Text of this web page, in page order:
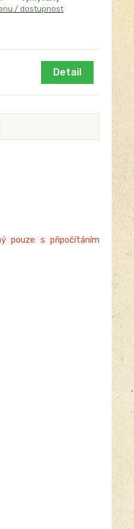
/ dostupnost
Detail
pouze s připočítáním